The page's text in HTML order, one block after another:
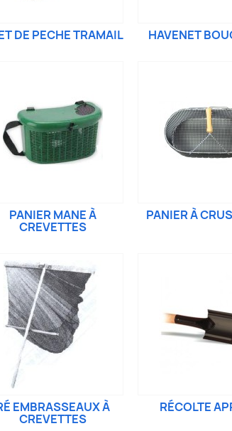
DE PECHE TRAMAIL HAVENET
PANIER MANE À
CREVETTES
PANIER À
EMBRASSEAUX À
CREVETTES
RÉCOLTE